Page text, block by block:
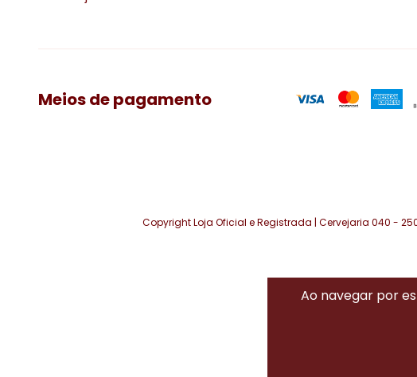
Ao navegar por
Meios de pagamento
Copyright Loja Oficial e Registrada | Cervejaria 040 -